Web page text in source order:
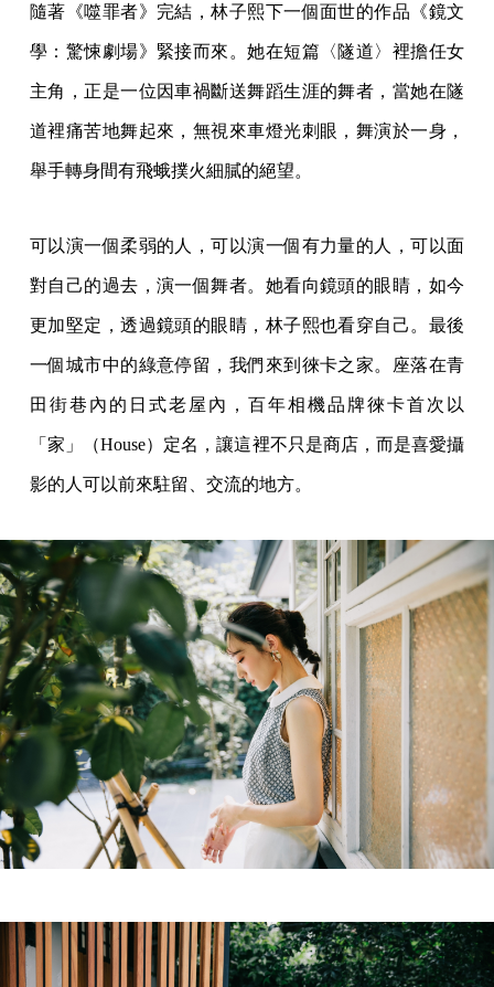
隨著《噬罪者》完結，林子熙下一個面世的作品《鏡文
學：驚悚劇場》緊接而來。她在短篇〈隧道〉裡擔任女
主角，正是一位因車禍斷送舞蹈生涯的舞者，當她在隧
道裡痛苦地舞起來，無視來車燈光刺眼，舞演於一身，
舉手轉身間有飛蛾撲火細膩的絕望。
可以演一個柔弱的人，可以演一個有力量的人，可以面
對自己的過去，演一個舞者。她看向鏡頭的眼睛，如今
更加堅定，透過鏡頭的眼睛，林子熙也看穿自己。最後
一個城市中的綠意停留，我們來到徠卡之家。座落在青
田街巷內的日式老屋內，百年相機品牌徠卡首次以
「家」（House）定名，讓這裡不只是商店，而是喜愛攝
影的人可以前來駐留、交流的地方。